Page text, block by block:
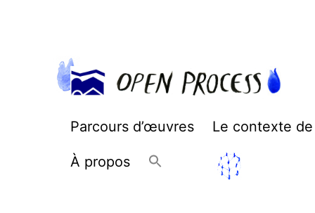
Open
Parcours d’œuvres Le contexte
À propos